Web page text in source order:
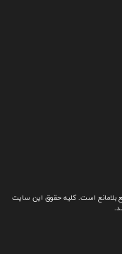
بلامانع است. کلیه حقوق این سایت